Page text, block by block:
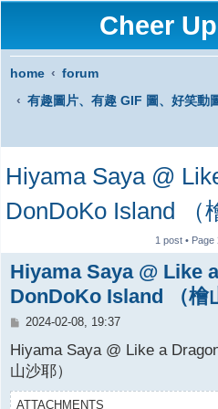
Cheer
home
forum
有趣圖片、有趣 GIF 圖、好笑動
Hiyama Saya @
DonDoKo Island （
1 post • Page
Hiyama Saya @ Like
DonDoKo Island （檜
P
s
t
2024-02-08, 19:37
Hiyama Saya @ Like a
山沙耶）
ATTACHMENTS